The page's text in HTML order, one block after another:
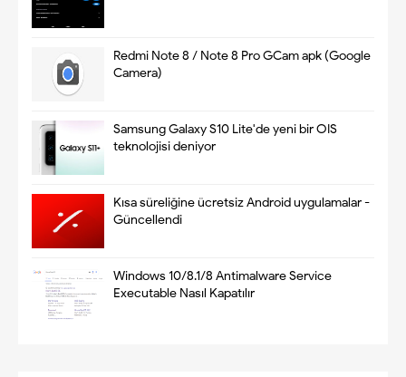
Redmi Note 8 / Note 8 Pro GCam apk (Google
Camera)
Samsung Galaxy S10 Lite'de yeni bir OIS
teknolojisi deniyor
Kısa süreliğine ücretsiz Android uygulamalar -
Güncellendi
Windows 10/8.1/8 Antimalware Service
Executable Nasıl Kapatılır